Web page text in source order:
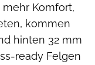
Komfort,
kommen
hinten 32 mm
ready Felgen